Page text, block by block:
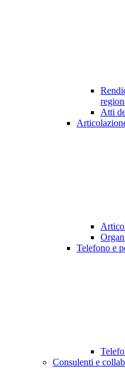
Atti
Telefono e
Consulenti e